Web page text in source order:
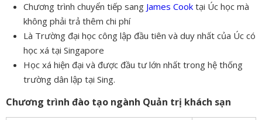
Chương trình chuyển tiếp sang James Cook tại Úc học mà
không phải trả thêm chi phí
Là Trường đại học công lập đầu tiên và duy nhất của Úc có
học xá tại Singapore
Học xá hiện đại và được đầu tư lớn nhất trong hệ thống
trường dân lập tại Sing.
Chương trình đào tạo ngành Quản trị khách sạn